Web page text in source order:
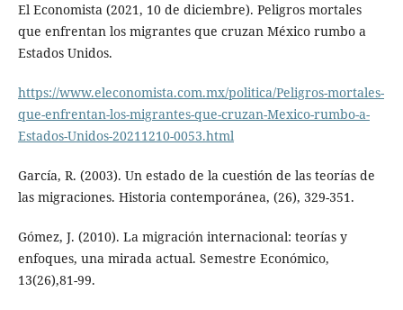
El Economista (2021, 10 de diciembre). Peligros mortales
que enfrentan los migrantes que cruzan México rumbo a
Estados Unidos.
https://www.eleconomista.com.mx/politica/Peligros-mortales-
que-enfrentan-los-migrantes-que-cruzan-Mexico-rumbo-a-
Estados-Unidos-20211210-0053.html
García, R. (2003). Un estado de la cuestión de las teorías de
las migraciones. Historia contemporánea, (26), 329-351.
Gómez, J. (2010). La migración internacional: teorías y
enfoques, una mirada actual. Semestre Económico,
13(26),81-99.